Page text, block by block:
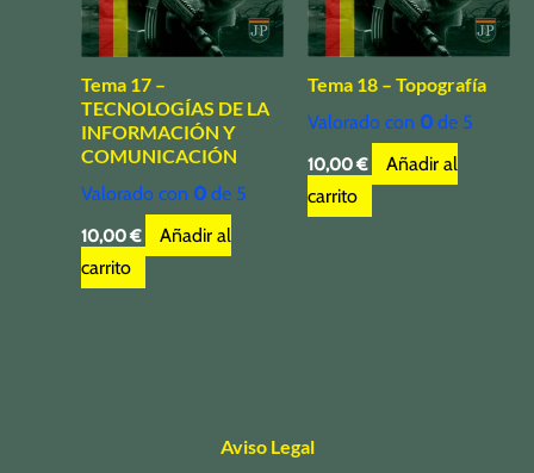
Tema 17 –
TECNOLOGÍAS DE LA
INFORMACIÓN Y
COMUNICACIÓN
Valorado con 0 de 5
10,00€
Añadir al
carrito
Tema 18 – Topografía
Valorado con 0 de 5
10,00€
Añadir al
carrito
Aviso Legal